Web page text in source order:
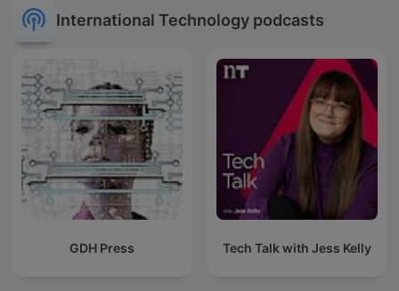
International Technology podcasts
GDH Press Tech Talk with Jess Kelly